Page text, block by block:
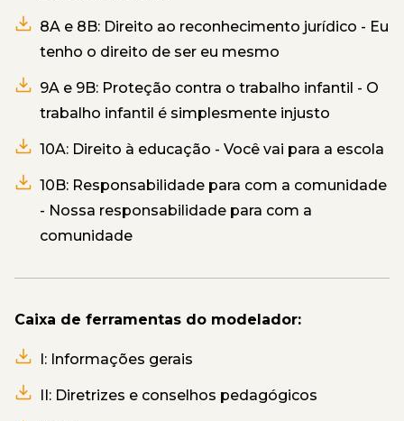
8A e 8B: Direito ao reconhecimento jurídico - Eu
tenho o direito de ser eu mesmo
9A e 9B: Proteção contra o trabalho infantil - O
trabalho infantil é simplesmente injusto
10A: Direito à educação - Você vai para a escola
10B: Responsabilidade para com a comunidade
- Nossa responsabilidade para com a
comunidade
Caixa de ferramentas do modelador:
I: Informações gerais
II: Diretrizes e conselhos pedagógicos